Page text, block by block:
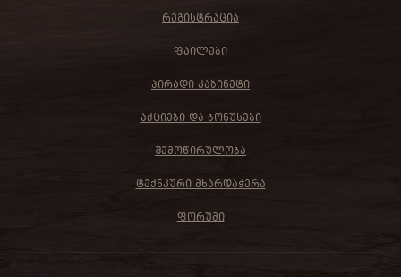
ᲠᲔᲒᲘᲡᲢᲠᲐᲪᲘᲐ
ᲤᲐᲘᲚᲔᲑᲘ
ᲞᲘᲠᲐᲓᲘ ᲙᲐᲑᲘᲜᲔᲢᲘ
ᲐᲥᲪᲘᲔᲑᲘ ᲓᲐ ᲑᲝᲜᲣᲡᲔᲑᲘ
ᲨᲔᲛᲝᲬᲘᲠᲣᲚᲝᲑᲐ
ᲢᲔᲥᲜᲙᲣᲠᲘ ᲛᲮᲐᲠᲓᲐᲭᲔᲠᲐ
ᲤᲝᲠᲣᲛᲘ